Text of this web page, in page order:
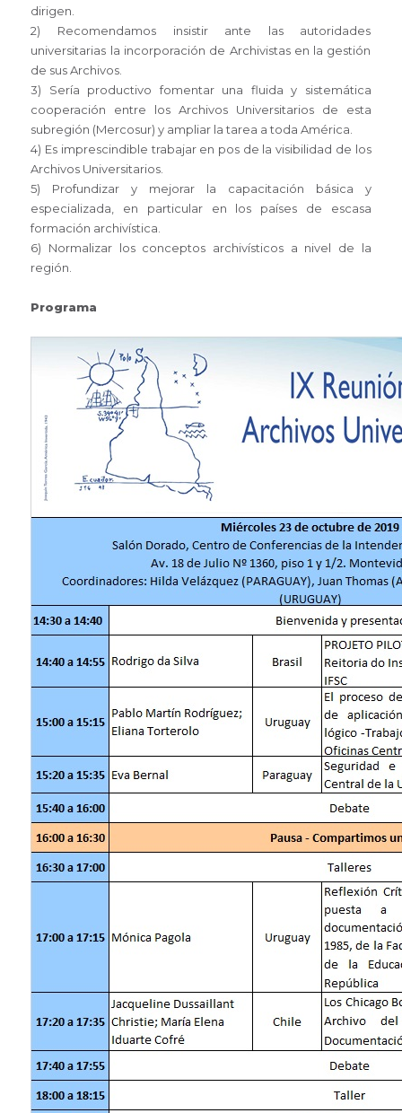
dirigen.
2) Recomendamos insistir ante las autoridades
universitarias la incorporación de Archivistas en la gestión
de sus Archivos.
3) Sería productivo fomentar una fluida y sistemática
cooperación entre los Archivos Universitarios de esta
subregión (Mercosur) y ampliar la tarea a toda América.
4) Es imprescindible trabajar en pos de la visibilidad de los
Archivos Universitarios.
5) Profundizar y mejorar la capacitación básica y
especializada, en particular en los países de escasa
formación archivística.
6) Normalizar los conceptos archivísticos a nivel de la
región.
Programa